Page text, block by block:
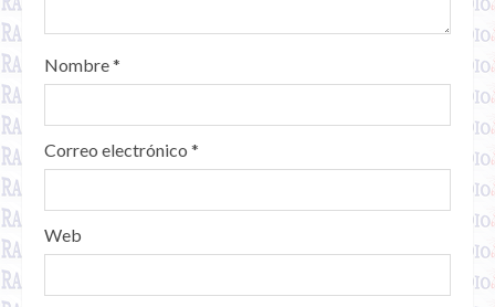
Nombre*
Correo electrónico *
Web